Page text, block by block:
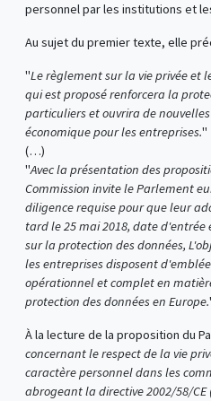
personnel par les institutions et
Au sujet du premier texte, elle
"Le règlement sur la vie privée et
qui est proposé renforcera la
particuliers et ouvrira de
économique pour les entreprises."
(…)
"Avec la présentation des
Commission invite le Parlement
diligence requise pour que leur
tard le 25 mai 2018, date
sur la protection des données,
les entreprises disposent
opérationnel et complet en
protection des données en Europe.
À la lecture de la proposition du
concernant le respect de la vie
caractère personnel dans les
abrogeant la directive 2002/58/